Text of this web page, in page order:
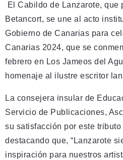
El Cabildo de Lanzarote, que
Betancort, se une al acto
Gobierno de Canarias para
Canarias 2024, que se
febrero en Los Jameos del
homenaje al ilustre escritor
La consejera insular de
Servicio de Publicaciones,
su satisfacción por este
destacando que, “Lanzarote
inspiración para nuestros